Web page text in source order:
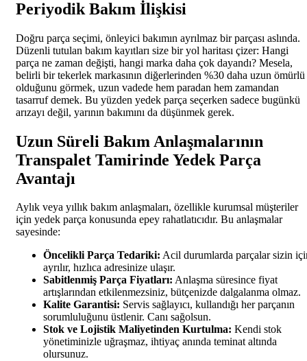
Periyodik Bakım İlişkisi
Doğru parça seçimi, önleyici bakımın ayrılmaz bir parçası aslında.
Düzenli tutulan bakım kayıtları size bir yol haritası çizer: Hangi
parça ne zaman değişti, hangi marka daha çok dayandı? Mesela,
belirli bir tekerlek markasının diğerlerinden %30 daha uzun ömürlü
olduğunu görmek, uzun vadede hem paradan hem zamandan
tasarruf demek. Bu yüzden yedek parça seçerken sadece bugünkü
arızayı değil, yarının bakımını da düşünmek gerek.
Uzun Süreli Bakım Anlaşmalarının
Transpalet Tamirinde Yedek Parça
Avantajı
Aylık veya yıllık bakım anlaşmaları, özellikle kurumsal müşteriler
için yedek parça konusunda epey rahatlatıcıdır. Bu anlaşmalar
sayesinde:
Öncelikli Parça Tedariki: Acil durumlarda parçalar sizin
ayrılır, hızlıca adresinize ulaşır.
Sabitlenmiş Parça Fiyatları: Anlaşma süresince fiyat
artışlarından etkilenmezsiniz, bütçenizde dalgalanma olmaz.
Kalite Garantisi: Servis sağlayıcı, kullandığı her parçanın
sorumluluğunu üstlenir. Canı sağolsun.
Stok ve Lojistik Maliyetinden Kurtulma: Kendi stok
yönetiminizle uğraşmaz, ihtiyaç anında teminat altında
olursunuz.